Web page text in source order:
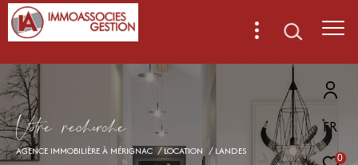
FR
0
Vore recece
AGENCE IMMOBILIÈRE À MÉRIGNAC LOCATION LANDES